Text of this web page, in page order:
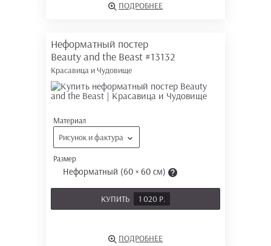
ПОДРОБНЕЕ
Неформатный постер
Beauty and the Beast #13132
Красавица и Чудовище
Материал
Рисунок и фактура
Размер
Неформатный (60 × 60 см)
КУПИТЬ 1 020 Р.
ПОДРОБНЕЕ